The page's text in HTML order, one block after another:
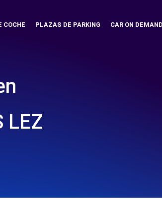
COCHE PLAZAS DE PARKING CAR ON
LEZ